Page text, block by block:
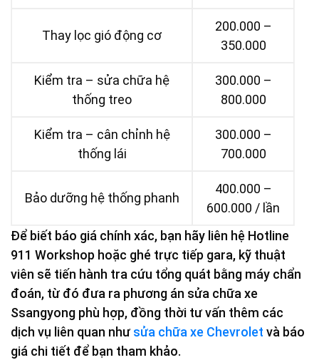
Thay lọc gió động cơ
200.000 –
350.000
Kiểm tra – sửa chữa hệ
thống treo
300.000 –
800.000
Kiểm tra – cân chỉnh hệ
thống lái
300.000 –
700.000
Bảo dưỡng hệ thống phanh
400.000 –
600.000 / lần
Để biết báo giá chính xác, bạn hãy liên hệ Hotline
911 Workshop hoặc ghé trực tiếp gara, kỹ thuật
viên sẽ tiến hành tra cứu tổng quát bằng máy chẩn
đoán, từ đó đưa ra phương án sửa chữa xe
Ssangyong phù hợp, đồng thời tư vấn thêm các
dịch vụ liên quan như sửa chữa xe Chevrolet và báo
giá chi tiết để bạn tham khảo.